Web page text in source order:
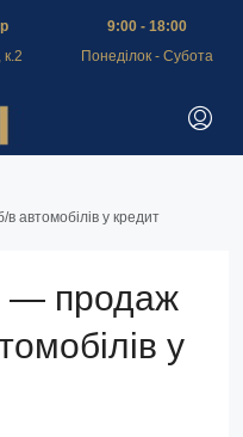
к.2
9:00 - 18:00
Понеділок - Субота
автомобілів у кредит
— продаж
у